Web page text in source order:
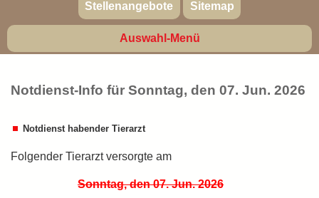
Stellenangebote Sitemap
Auswahl-Menü
Notdienst-Info für Sonntag, den 07. Jun. 2026
Notdienst habender Tierarzt
Folgender Tierarzt versorgte am
Sonntag, den 07. Jun. 2026